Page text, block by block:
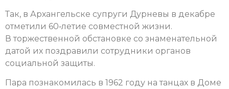
Так, в Архангельске супруги Дурневы в декабре
отметили 60‑летие совместной жизни.
В торжественной обстановке со знаменательной
датой их поздравили сотрудники органов
социальной защиты.
Пара познакомилась в 1962 году на танцах в Доме